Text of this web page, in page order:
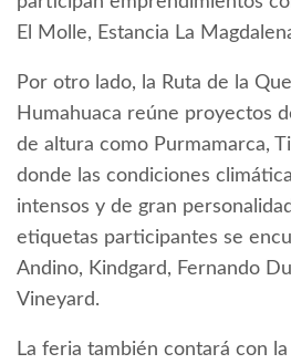
El Molle, Estancia La
Por otro lado, la Ruta de la
Humahuaca reúne proyectos
de altura como Purmamarca,
donde las condiciones
intensos y de gran
etiquetas participantes se
Andino, Kindgard, Fernando
Vineyard.
La feria también contará con